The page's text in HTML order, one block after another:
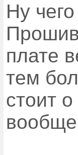
Ну
плате
тем
стоит